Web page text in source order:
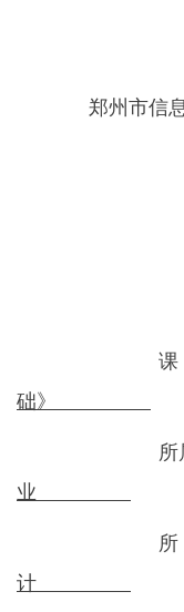
郑州市信
础》
所
业
所
计